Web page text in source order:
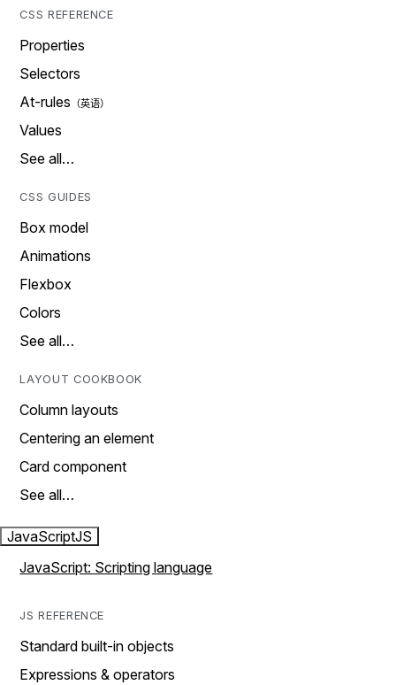
CSS REFERENCE
Properties
Selectors
At-rules
Values
See all…
CSS GUIDES
Box model
Animations
Flexbox
Colors
See all…
LAYOUT COOKBOOK
Column layouts
Centering an element
Card component
See all…
JavaScriptJS
JavaScript: Scripting language
JS REFERENCE
Standard built-in objects
Expressions & operators